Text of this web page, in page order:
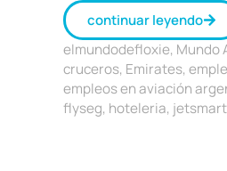
continuar leyendo
elmundodefloxie, Mundo
cruceros, Emirates,
empleos en aviación
flyseg, hoteleria, jetsmart